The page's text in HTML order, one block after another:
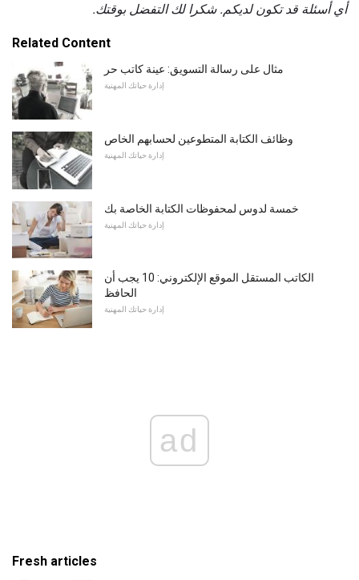
أي أسئلة قد تكون لديكم. شكرا لك التفضل بوقتك.
Related Content
مثال على رسالة التسويق: عينة كاتب حر
إدارة حياتك المهنية
وظائف الكتابة المتطوعين لحسابهم الخاص
إدارة حياتك المهنية
خمسة لدوس لمحفوظات الكتابة الخاصة بك
إدارة حياتك المهنية
الكاتب المستقل الموقع الإلكتروني: 10 يجب أن
الحافظ
إدارة حياتك المهنية
ad
Fresh articles